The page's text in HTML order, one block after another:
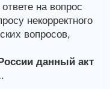
на вопрос
некорректного
вопросов,
данный акт
.